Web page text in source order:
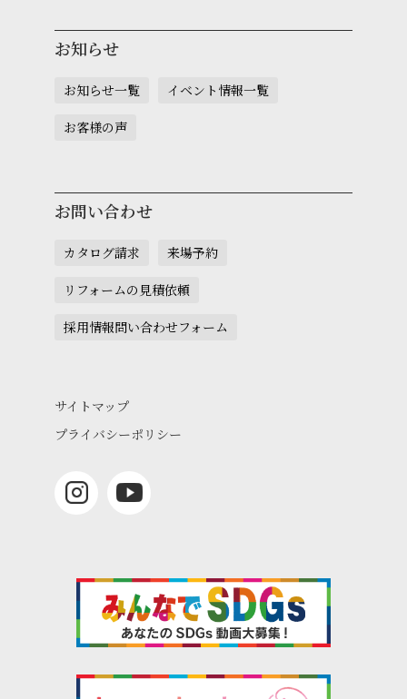
お知らせ
お知らせ一覧 イベント情報一覧
お客様の声
お問い合わせ
カタログ請求 来場予約
リフォームの見積依頼
採用情報問い合わせフォーム
サイトマップ
プライバシーポリシー